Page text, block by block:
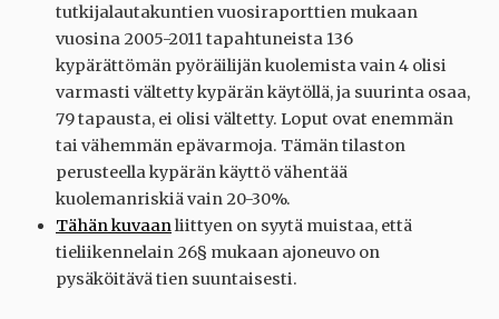
tutkijalautakuntien vuosiraporttien mukaan
vuosina 2005-2011 tapahtuneista 136
kypärättömän pyöräilijän kuolemista vain 4 olisi
varmasti vältetty kypärän käytöllä, ja suurinta osaa,
79 tapausta, ei olisi vältetty. Loput ovat enemmän
tai vähemmän epävarmoja. Tämän tilaston
perusteella kypärän käyttö vähentää
kuolemanriskiä vain 20-30%.
Tähän kuvaanliittyen on syytä muistaa, että
tieliikennelain 26§ mukaan ajoneuvo on
pysäköitävä tien suuntaisesti.